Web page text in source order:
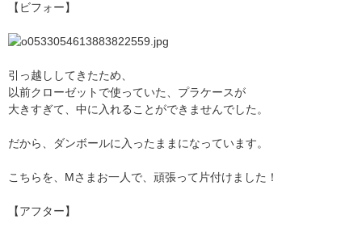
【ビフォー】
引っ越ししてきたため、
以前クローゼットで使っていた、プラケースが
大きすぎて、中に入れることができませんでした。
だから、ダンボールに入ったままになっています。
こちらを、Mさまお一人で、頑張って片付けました！
【アフター】